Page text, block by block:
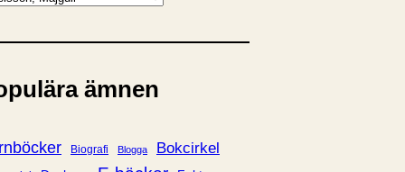
ämnen
Biografi Blogga Bokcirkel